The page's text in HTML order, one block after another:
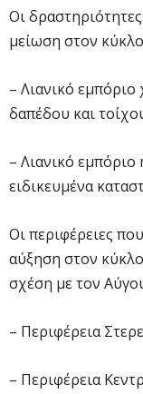
Οι
μείωση στον
– Λιανικό
δαπέδου και
– Λιανικό
ειδικευμένα
Οι περιφέρειες
αύξηση στον
σχέση με τον
– Περιφέρεια
– Περιφέρεια